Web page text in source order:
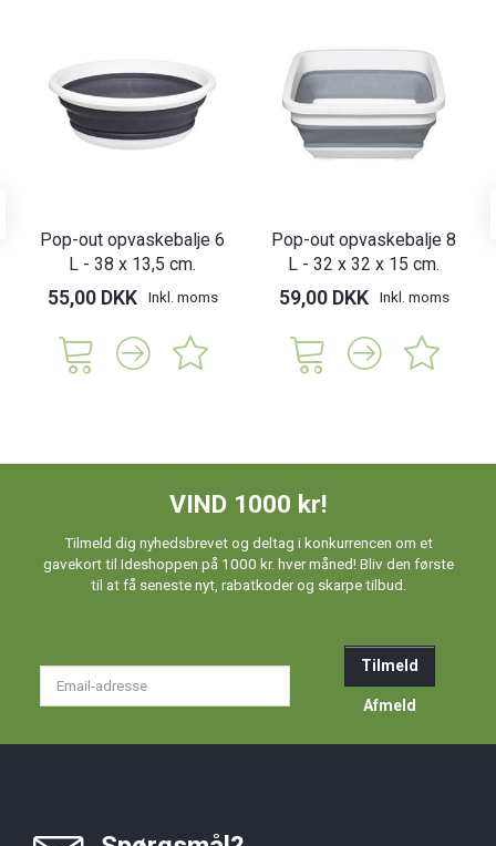
Pop-out opvaskebalje 6
L - 38 x 13,5 cm.
55,00 DKK Inkl. moms
Pop-out opvaskebalje 8
L - 32 x 32 x 15 cm.
59,00 DKK Inkl. moms
VIND 1000 kr!
Tilmeld dig nyhedsbrevet og deltag i konkurrencen om et
gavekort til Ideshoppen på 1000 kr. hver måned! Bliv den første
til at få seneste nyt, rabatkoder og skarpe tilbud.
Tilmeld
Afmeld